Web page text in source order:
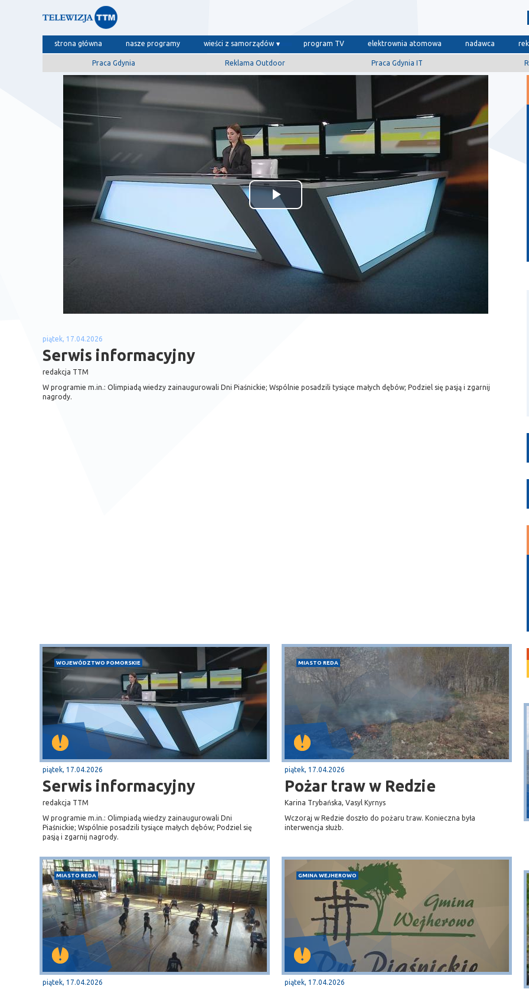
strona główna nasze programy wieści z samorządów program TV elektrownia atomowa nadawca
Praca Gdynia Reklama Outdoor Praca Gdynia IT
Odtwórz
wideo
piątek, 17.04.2026
Serwis informacyjny
redakcja TTM
W programie m.in.: Olimpiadą wiedzy zainaugurowali Dni Piaśnickie; Wspólnie posadzili tysiące małych dębów; Podziel się pasją i zgarnij
nagrody.
WOJEWÓDZTWO POMORSKIE
piątek, 17.04.2026
Serwis informacyjny
redakcja TTM
W programie m.in.: Olimpiadą wiedzy zainaugurowali Dni
Piaśnickie; Wspólnie posadzili tysiące małych dębów; Podziel się
pasją i zgarnij nagrody.
MIASTO REDA
piątek, 17.04.2026
Pożar traw w Redzie
Karina Trybańska, Vasyl Kyrnys
Wczoraj w Redzie doszło do pożaru traw. Konieczna była
interwencja służb.
MIASTO REDA
piątek, 17.04.2026
GMINA WEJHEROWO
piątek, 17.04.2026
Dębki
plaża
Władysławowo
widok na Bałtyk